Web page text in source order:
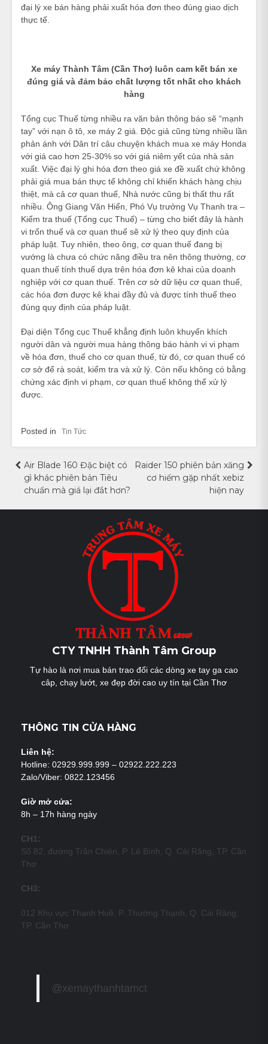
đại lý xe bán hàng phải xuất hóa đơn theo đúng giao dịch
thực tế.
Xe máy Thành Tâm (Cần Thơ) luôn cam kết bán xe
đúng giá và đảm bảo chất lượng tốt nhất cho khách
hàng
Tổng cục Thuế từng nhiều ra văn bản thông báo sẽ “mạnh
tay” với nạn ô tô, xe máy 2 giá. Độc giả cũng từng nhiều lần
phản ánh với Dân trí câu chuyện khách mua xe máy Honda
với giá cao hơn 25-30% so với giá niêm yết của nhà sản
xuất. Việc đại lý ghi hóa đơn theo giá xe đề xuất chứ không
phải giá mua bán thực tế không chỉ khiến khách hàng chịu
thiệt, mà cả cơ quan thuế, Nhà nước cũng bị thất thu rất
nhiều. Ông Giang Văn Hiển, Phó Vụ trưởng Vụ Thanh tra –
Kiểm tra thuế (Tổng cục Thuế) – từng cho biết đây là hành
vi trốn thuế và cơ quan thuế sẽ xử lý theo quy định của
pháp luật. Tuy nhiên, theo ông, cơ quan thuế đang bị
vướng là chưa có chức năng điều tra nên thông thường, cơ
quan thuế tính thuế dựa trên hóa đơn kê khai của doanh
nghiệp với cơ quan thuế. Trên cơ sở dữ liệu cơ quan thuế,
các hóa đơn được kê khai đầy đủ và được tính thuế theo
đúng quy định của pháp luật.
Đại diện Tổng cục Thuế khẳng định luôn khuyến khích
người dân và người mua hàng thông báo hành vi vi phạm
về hóa đơn, thuế cho cơ quan thuế, từ đó, cơ quan thuế có
cơ sở để rà soát, kiểm tra và xử lý. Còn nếu không có bằng
chứng xác định vi phạm, cơ quan thuế không thể xử lý
được.
Posted in Tin Tức
Điều
hướng
bài
Air Blade 160 Đặc biệt có
gì khác phiên bản Tiêu
chuẩn mà giá lại đắt hơn?
Raider 150 phiên bản xăng
cơ hiếm gặp nhất xebiz
hiện nay
CTY TNHH Thành Tâm Group
Tự hào là nơi mua bán trao đổi các dòng xe tay ga cao
câp, chạy lướt, xe đẹp đời cao uy tín tại Cần Thơ
THÔNG TIN CỬA HÀNG
Liên hệ:
Hotline: 02929.999.999 – 02922.222.223
Zalo/Viber: 0822.123456
Giờ mở cửa:
8h – 17h hàng ngày
CH1:
Số 82, đường Trần Chiên, P. Lê Bình, Q. Cái Răng, TP. Cần
Thơ
CH3:
012 Khu vực Thạnh Huề, P. Thường Thạnh, Q. Cái Răng,
TP. Cần Thơ
@xemaythanhtamct